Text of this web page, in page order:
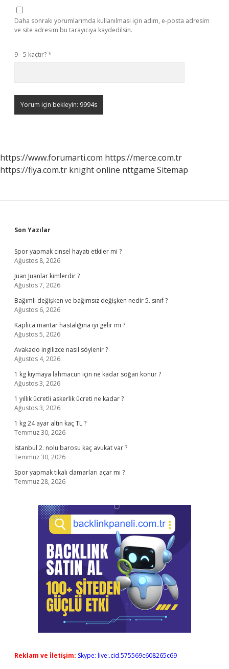
Daha sonraki yorumlarımda kullanılması için adım, e-posta adresim
ve site adresim bu tarayıcıya kaydedilsin.
9 - 5 kaçtır?*
https://www.forumarti.com https://merce.com.tr
https://fiya.com.tr knight online nttgame Sitemap
Sidebar
Son Yazılar
Spor yapmak cinsel hayatı etkiler mi ?
Ağustos 8, 2026
Juan Juanlar kimlerdir ?
Ağustos 7, 2026
Bağımlı değişken ve bağımsız değişken nedir 5. sınıf ?
Ağustos 6, 2026
Kaplıca mantar hastalığına iyi gelir mi ?
Ağustos 5, 2026
Avakado ingilizce nasıl söylenir ?
Ağustos 4, 2026
1 kg kıymaya lahmacun için ne kadar soğan konur ?
Ağustos 3, 2026
1 yıllık ücretli askerlik ücreti ne kadar ?
Ağustos 3, 2026
1 kg 24 ayar altın kaç TL ?
Temmuz 30, 2026
İstanbul 2. nolu barosu kaç avukat var ?
Temmuz 30, 2026
Spor yapmak tıkalı damarları açar mı ?
Temmuz 28, 2026
Reklam ve İletişim: Skype: live:.cid.575569c608265c69